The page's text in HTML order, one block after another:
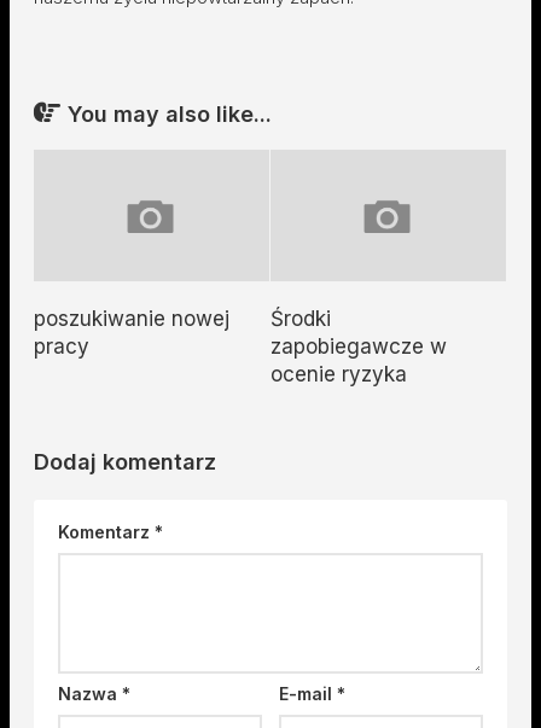
You may also like...
poszukiwanie nowej
pracy
Środki
zapobiegawcze w
ocenie ryzyka
Dodaj komentarz
Komentarz *
Nazwa * E-mail*